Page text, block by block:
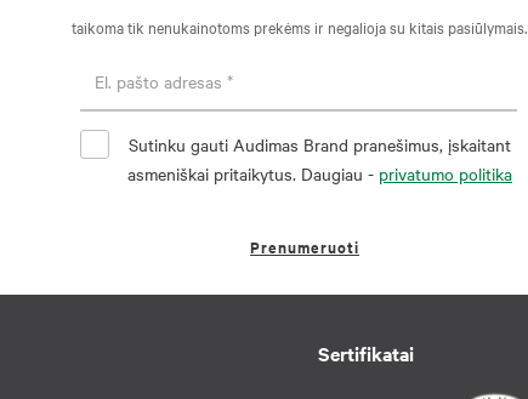
taikoma tik nenukainotoms prekėms ir negalioja su kitais pasiūlymais.
Sutinku gauti Audimas Brand pranešimus, įskaitant
asmeniškai pritaikytus. Daugiau - privatumo politika
Prenumeruoti
Sertifikatai